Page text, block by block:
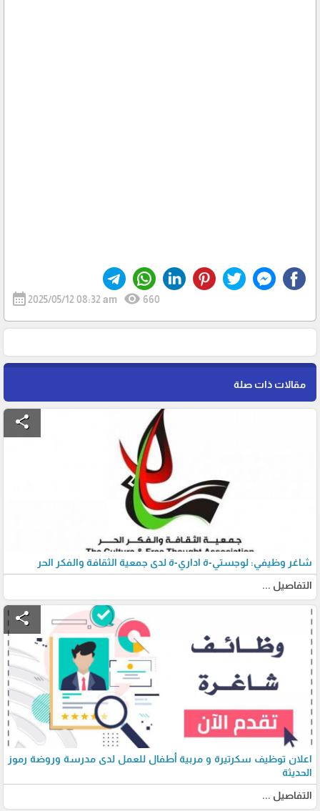
calendar_month2025/05/12 08:32 am visibility 660
مقالات ذات صلة
share
شاغر وظيفي: لوجستي-ة اداري-ة لدى جمعية الثقافة والفكر الحر
التفاصيل ...
share
اعلان توظيف سكرتيرة و مربية أطفال للعمل لدى مدرسة وروضة رموز
الحديثة
التفاصيل ...